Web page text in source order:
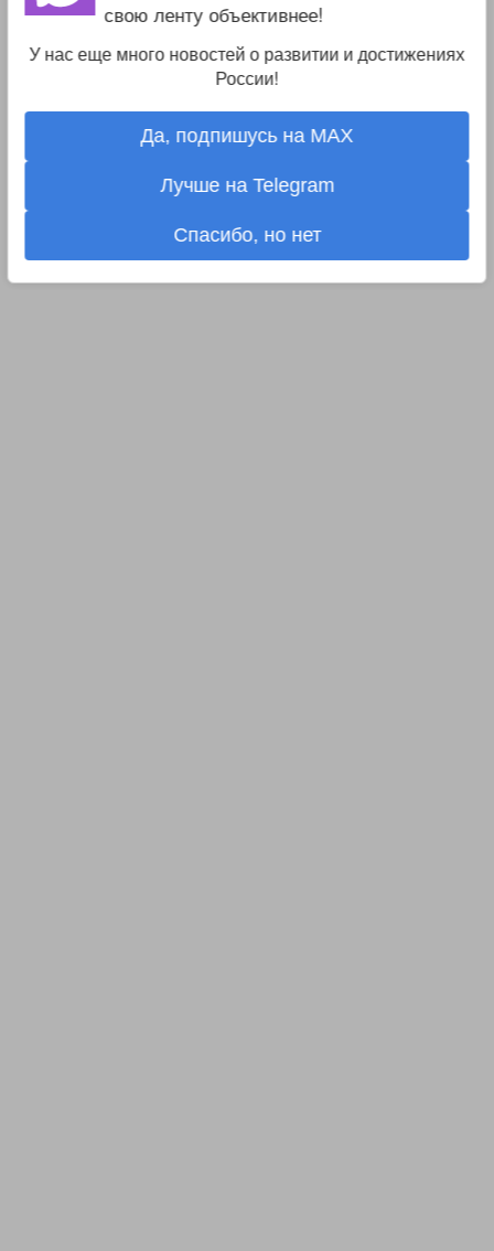
свою ленту объективнее!
У нас еще много новостей о развитии и достижениях
России!
Да, подпишусь на MAX
Лучше на Telegram
Спасибо, но нет